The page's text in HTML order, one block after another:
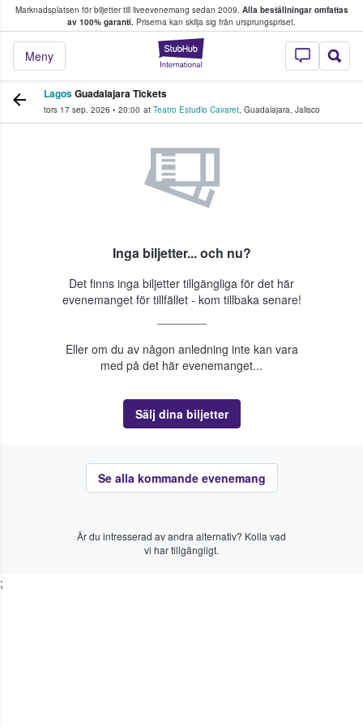
Marknadsplatsen för biljetter till liveevenemang sedan 2009. Alla beställningar omfattas
av 100% garanti. Priserna kan skilja sig från ursprungspriset.
StubHub – där
Meny
köper och säljer biljetter.
LagosGuadalajara Tickets
tors 17 sep. 2026 • 20:00 at Teatro Estudio Cavaret, Guadalajara, Jalisco
Inga biljetter... och nu?
Det finns inga biljetter tillgängliga för det här
evenemanget för tillfället - kom tillbaka senare!
Eller om du av någon anledning inte kan vara
med på det här evenemanget...
Sälj dina biljetter
Se alla kommande evenemang
Är du intresserad av andra alternativ? Kolla vad
vi har tillgängligt.
;